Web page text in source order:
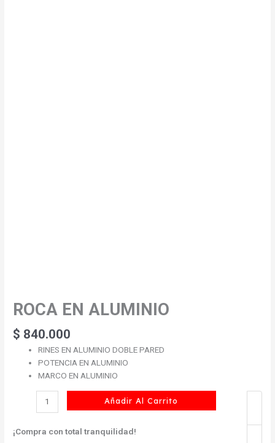
ROCA EN ALUMINIO
$ 840.000
RINES EN ALUMINIO DOBLE PARED
POTENCIA EN ALUMINIO
MARCO EN ALUMINIO
ROCA
EN
ALUMINIO
Añadir Al Carrito
¡Compra con total tranquilidad!